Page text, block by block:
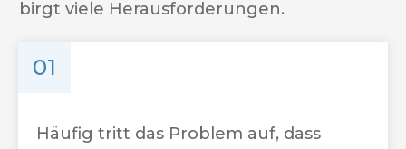
birgt viele Herausforderungen.
01
Häufig tritt das Problem auf, dass